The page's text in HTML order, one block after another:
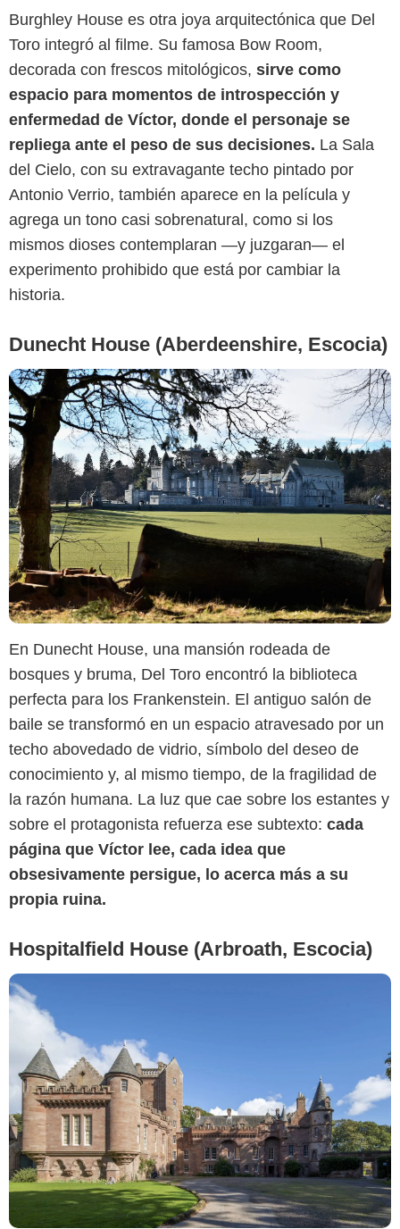
Burghley House es otra joya arquitectónica que Del
Toro integró al filme. Su famosa Bow Room,
decorada con frescos mitológicos, sirve como
espacio para momentos de introspección y
enfermedad de Víctor, donde el personaje se
repliega ante el peso de sus decisiones. La Sala
del Cielo, con su extravagante techo pintado por
Antonio Verrio, también aparece en la película y
agrega un tono casi sobrenatural, como si los
mismos dioses contemplaran —y juzgaran— el
experimento prohibido que está por cambiar la
historia.
Dunecht House (Aberdeenshire, Escocia)
Getty Images
En Dunecht House, una mansión rodeada de
bosques y bruma, Del Toro encontró la biblioteca
perfecta para los Frankenstein. El antiguo salón de
baile se transformó en un espacio atravesado por un
techo abovedado de vidrio, símbolo del deseo de
conocimiento y, al mismo tiempo, de la fragilidad de
la razón humana. La luz que cae sobre los estantes y
sobre el protagonista refuerza ese subtexto: cada
página que Víctor lee, cada idea que
obsesivamente persigue, lo acerca más a su
propia ruina.
Hospitalfield House (Arbroath, Escocia)
Google